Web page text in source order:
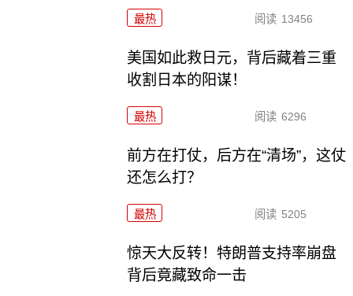
最热 阅读 13456
美国如此救日元，背后藏着三重
收割日本的阳谋！
最热 阅读 6296
前方在打仗，后方在“清场”，这仗
还怎么打？
最热 阅读 5205
惊天大反转！特朗普支持率崩盘
背后竟藏致命一击